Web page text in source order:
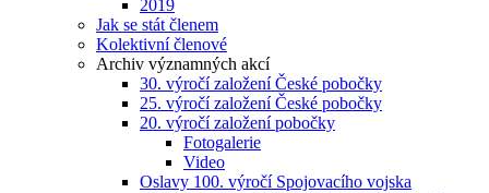
2019
Jak se stát členem
Kolektivní členové
Archiv významných akcí
30. výročí založení České pobočky
25. výročí založení České pobočky
20. výročí založení pobočky
Fotogalerie
Video
Oslavy 100. výročí Spojovacího vojska